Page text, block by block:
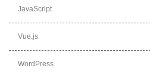
JavaScript
Vue.js
WordPress